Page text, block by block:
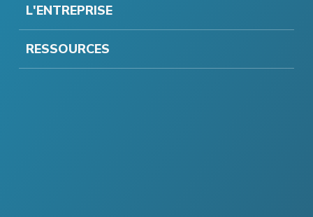
L'ENTREPRISE
RESSOURCES